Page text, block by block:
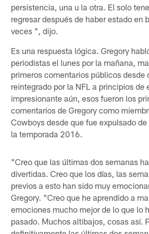
persistencia, una u la otra. El solo
regresar después de haber estado en
veces ", dijo.
Es una respuesta lógica. Gregory
periodistas el lunes por la mañana,
primeros comentarios públicos desde
reintegrado por la NFL a principios de
impresionante aún, esos fueron los
comentarios de Gregory como
Cowboys desde que fue expulsado
la temporada 2016.
"Creo que las últimas dos semanas
divertidas. Creo que los días, las
previos a esto han sido muy
Gregory. "Creo que he aprendido a
emociones mucho mejor de lo que lo
pasado. Muchos altibajos, cosas así.